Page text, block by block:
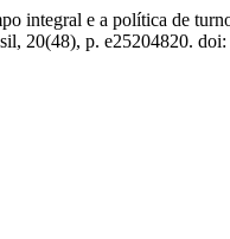
integral e a política de
20(48), p. e25204820.